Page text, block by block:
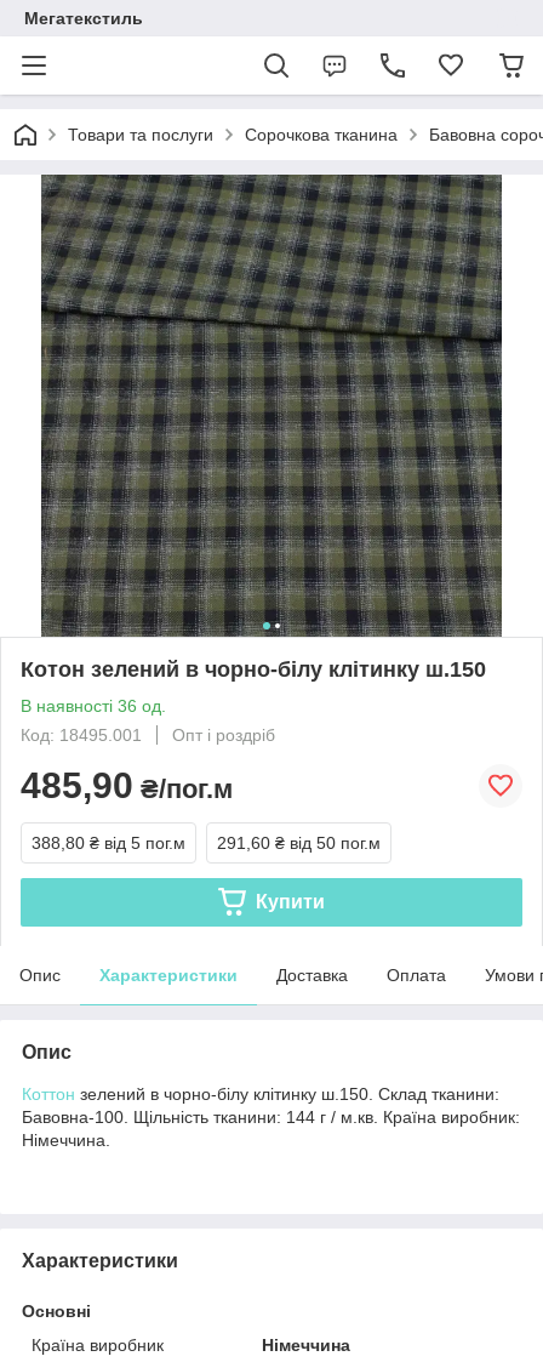
Мегатекстиль
Товари та послуги Сорочкова тканина Бавовна
Котон зелений в чорно-білу клітинку ш.150
В наявності 36 од.
Код: 18495.001
Опт і роздріб
485,90 ₴/пог.м
388,80 ₴ від 5 пог.м 291,60 ₴ від 50 пог.м
Купити
Опис Характеристики Доставка Оплата Умови
Опис
Коттон зелений в чорно-білу клітинку ш.150. Склад тканини:
Бавовна-100. Щільність тканини: 144 г / м.кв. Країна виробник:
Німеччина.
Характеристики
Основні
Країна виробник
Німеччина